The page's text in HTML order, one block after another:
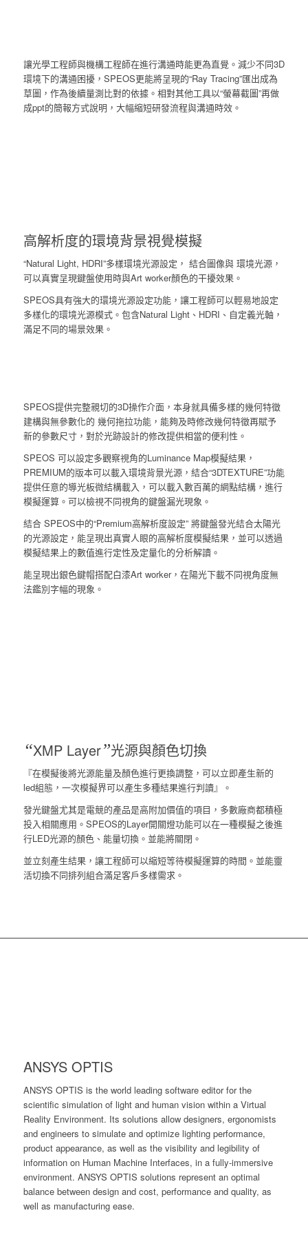
讓光學工程師與機構工程師在進行溝通時能更為直覺。減少不同3D
環境下的溝通困擾，SPEOS更能將呈現的“Ray Tracing”匯出成為
草圖，作為後續量測比對的依據。相對其他工具以“螢幕截圖”再做
成ppt的簡報方式說明，大幅縮短研發流程與溝通時效。
高解析度的環境背景視覺模擬
“Natural Light, HDRI”多樣環境光源設定， 結合圖像與 環境光源，
可以真實呈現鍵盤使用時與Art worker顏色的干擾效果。
SPEOS具有強大的環境光源設定功能，讓工程師可以輕易地設定
多樣化的環境光源模式。包含Natural Light、HDRI、自定義光軸，
滿足不同的場景效果。
SPEOS提供完整親切的3D操作介面，本身就具備多樣的幾何特徵
建構與無參數化的 幾何拖拉功能，能夠及時修改幾何特徵再賦予
新的參數尺寸，對於光跡設計的修改提供相當的便利性。
SPEOS 可以設定多觀察視角的Luminance Map模擬結果，
PREMIUM的版本可以載入環境背景光源，結合“3DTEXTURE”功能
提供任意的導光板微結構載入，可以載入數百萬的網點結構，進行
模擬運算。可以檢視不同視角的鍵盤漏光現象。
結合 SPEOS中的“Premium高解析度設定” 將鍵盤發光結合太陽光
的光源設定，能呈現出真實人眼的高解析度模擬結果，並可以透過
模擬結果上的數值進行定性及定量化的分析解讀。
能呈現出銀色鍵帽搭配白漆Art worker，在陽光下載不同視角度無
法鑑別字幅的現象。
“XMP Layer”光源與顏色切換
『在模擬後將光源能量及顏色進行更換調整，可以立即產生新的
led組態，一次模擬界可以產生多種結果進行判讀』。
發光鍵盤尤其是電競的產品是高附加價值的項目，多數廠商都積極
投入相關應用。SPEOS的Layer開關燈功能可以在一種模擬之後進
行LED光源的顏色、能量切換。並能將關閉。
並立刻產生結果，讓工程師可以縮短等待模擬運算的時間。並能靈
活切換不同排列組合滿足客戶多樣需求。
ANSYS OPTIS
ANSYS OPTIS is the world leading software editor for the
scientific simulation of light and human vision within a Virtual
Reality Environment. Its solutions allow designers, ergonomists
and engineers to simulate and optimize lighting performance,
product appearance, as well as the visibility and legibility of
information on Human Machine Interfaces, in a fully-immersive
environment. ANSYS OPTIS solutions represent an optimal
balance between design and cost, performance and quality, as
well as manufacturing ease.